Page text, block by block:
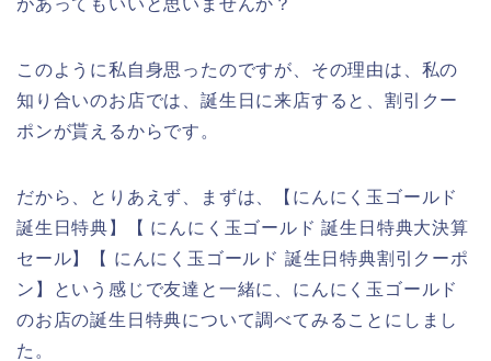
このように私自身思ったのですが、その理由は、私の
知り合いのお店では、誕生日に来店すると、割引クー
ポンが貰えるからです。
だから、とりあえず、まずは、【にんにく玉ゴールド
誕生日特典】【 にんにく玉ゴールド 誕生日特典大決算
セール】【 にんにく玉ゴールド 誕生日特典割引クーポ
ン】という感じで友達と一緒に、にんにく玉ゴールド
のお店の誕生日特典について調べてみることにしまし
た。